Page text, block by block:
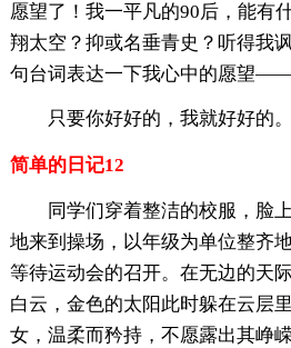
愿望了！我一平凡的90后，能有
翔太空？抑或名垂青史？听得我
句台词表达一下我心中的愿望
只要你好好的，我就好好的。
简单的日记12
同学们穿着整洁的校服，脸上
地来到操场，以年级为单位整齐
等待运动会的召开。在无边的天
白云，金色的太阳此时躲在云层
女，温柔而矜持，不愿露出其峥